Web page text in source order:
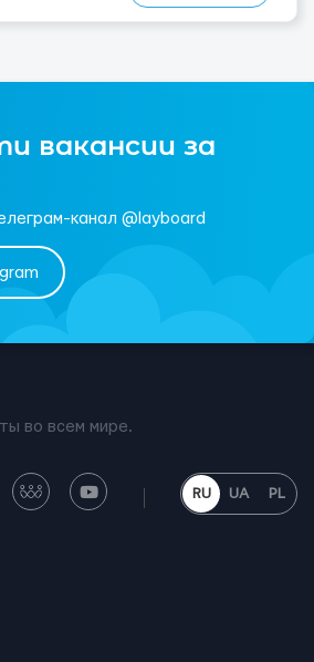
вакансии за
канал @layboard
во всем мире.
RU UA PL